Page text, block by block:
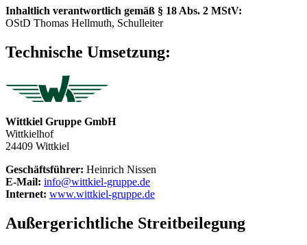
Inhaltlich verantwortlich gemäß § 18 Abs. 2 MStV:
OStD Thomas Hellmuth, Schulleiter
Technische Umsetzung:
Wittkiel Gruppe GmbH
Wittkielhof
24409 Wittkiel
Geschäftsführer: Heinrich Nissen
E-Mail: info@wittkiel-gruppe.de
Internet: www.wittkiel-gruppe.de
Außergerichtliche Streitbeilegung